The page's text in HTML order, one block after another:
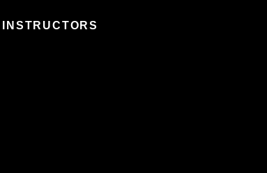
INSTRUCTORS